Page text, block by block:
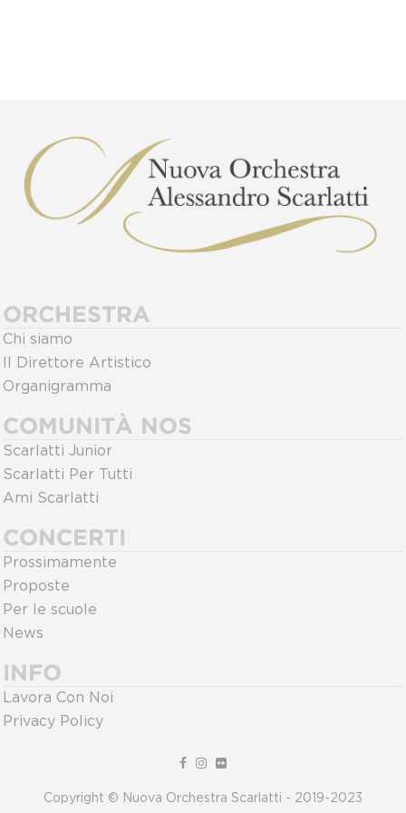
ORCHESTRA
Chi siamo
Il Direttore Artistico
Organigramma
COMUNITÀ NOS
Scarlatti Junior
Scarlatti Per Tutti
Ami Scarlatti
CONCERTI
Prossimamente
Proposte
Per le scuole
News
INFO
Lavora Con Noi
Privacy Policy
Copyright © Nuova Orchestra Scarlatti - 2019-2023